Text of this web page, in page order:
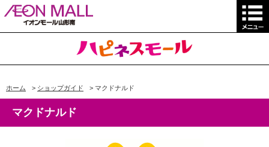
ホーム > ショップガイド > マクドナルド
マクドナルド